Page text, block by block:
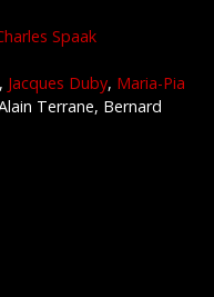
Spaak
, Jacques Duby, Maria-Pia
Terrane, Bernard